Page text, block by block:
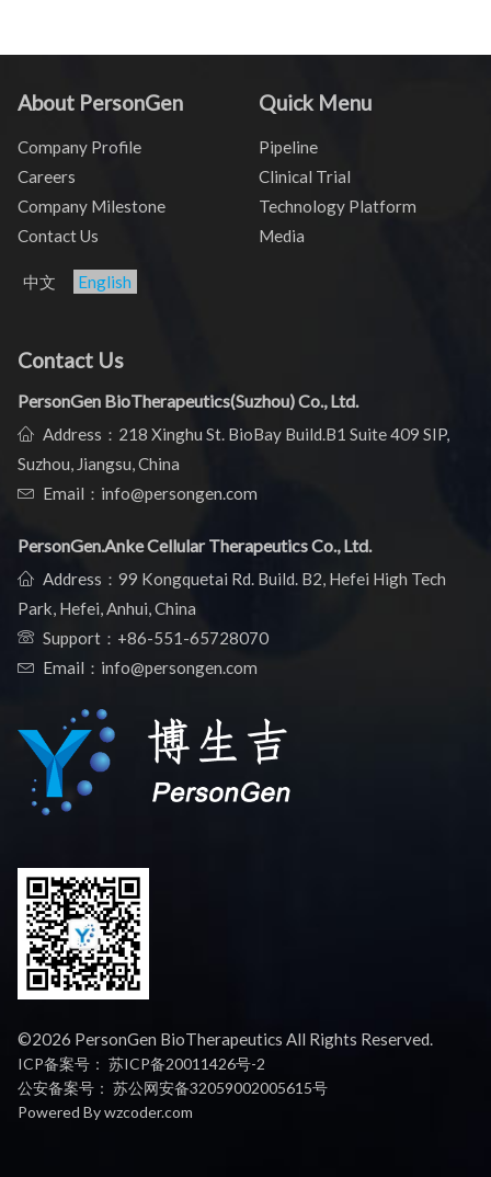
©2026 PersonGen BioTherapeutics All Rights Reserved.
ICP备案号： 苏ICP备20011426号-2
公安备案号： 苏公网安备32059002005615号
Powered Bywzcoder.com
About PersonGen
Company Profile
Careers
Company Milestone
Contact Us
Quick Menu
Pipeline
Clinical Trial
Technology Platform
Media
中文 English
Contact Us
PersonGen BioTherapeutics(Suzhou) Co., Ltd.
Address：218 Xinghu St. BioBay Build.B1 Suite 409 SIP,
Suzhou, Jiangsu, China
Email：info@persongen.com
PersonGen.Anke Cellular Therapeutics Co., Ltd.
Address：99 Kongquetai Rd. Build. B2, Hefei High Tech
Park, Hefei, Anhui, China
Support： +86-551-65728070
Email：info@persongen.com